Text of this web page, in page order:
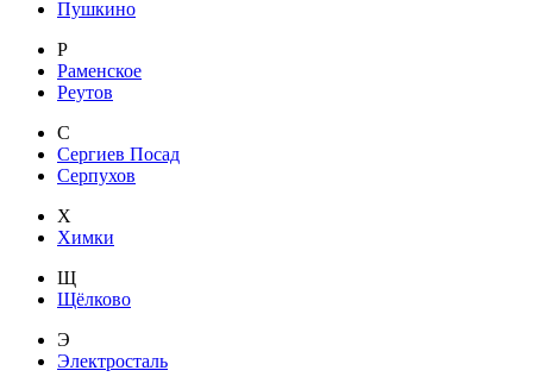
Пушкино
Р
Раменское
Реутов
С
Сергиев Посад
Серпухов
Х
Химки
Щ
Щёлково
Э
Электросталь